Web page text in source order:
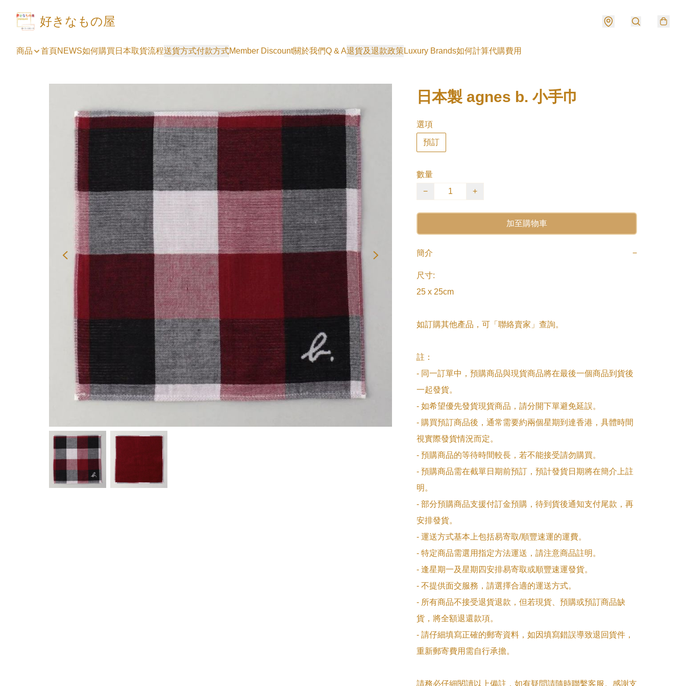
好きなもの屋
商品 首頁NEWS如何購買 日本取貨流程送貨方式付款方式Member Discount關於我們Q & A退貨及退款政策Luxury Brands如何計算代購費用
日本製 agnes b. 小手巾
選項
預訂
數量
−
+
加至購物車
簡介 −
尺寸:
25 x 25cm
如訂購其他產品，可「聯絡賣家」查詢。
註：
- 同一訂單中，預購商品與現貨商品將在最後一個商品到貨後
一起發貨。
- 如希望優先發貨現貨商品，請分開下單避免延誤。
- 購買預訂商品後，通常需要約兩個星期到達香港，具體時間
視實際發貨情況而定。
- 預購商品的等待時間較長，若不能接受請勿購買。
- 預購商品需在截單日期前預訂，預計發貨日期將在簡介上註
明。
- 部分預購商品支援付訂金預購，待到貨後通知支付尾款，再
安排發貨。
- 運送方式基本上包括易寄取/順豐速運的運費。
- 特定商品需選用指定方法運送，請注意商品註明。
- 逢星期一及星期四安排易寄取或順豐速運發貨。
- 不提供面交服務，請選擇合適的運送方式。
- 所有商品不接受退貨退款，但若現貨、預購或預訂商品缺
貨，將全額退還款項。
- 請仔細填寫正確的郵寄資料，如因填寫錯誤導致退回貨件，
重新郵寄費用需自行承擔。
請務必仔細閱讀以上備註，如有疑問請隨時聯繫客服。感謝支